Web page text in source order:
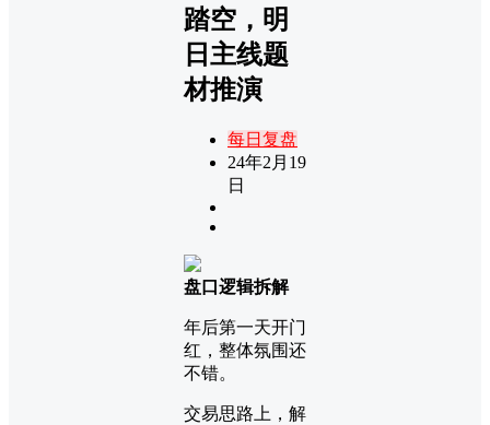
踏空，明
日主线题
材推演
每日复盘
24年2月19
日
盘口逻辑拆解
年后第一天开门
红，整体氛围还
不错。
交易思路上，解